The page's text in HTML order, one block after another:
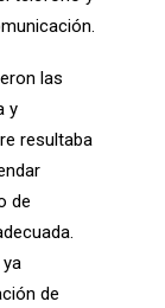
las
y
resultaba
de
ya
de